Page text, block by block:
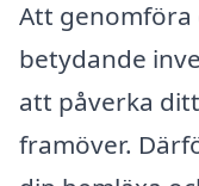
Att genomföra
betydande
att påverka
framöver.